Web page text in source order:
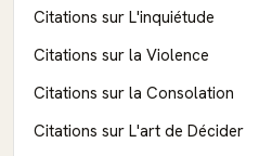
Citations sur L'inquiétude
Citations sur la Violence
Citations sur la Consolation
Citations sur L'art de Décider